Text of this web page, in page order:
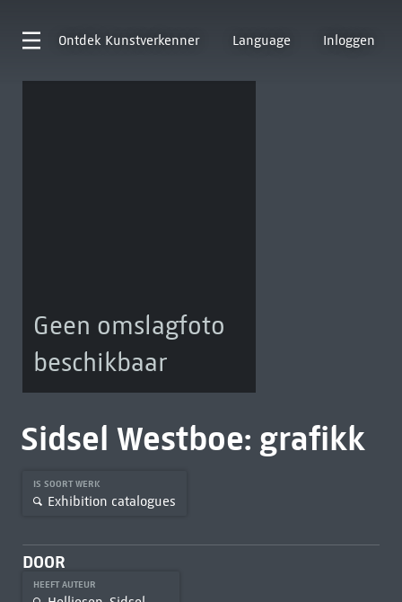
Ontdek Kunstverkenner Language Inloggen
Geen omslagfoto
beschikbaar
Sidsel Westboe: grafikk
IS SOORT WERK
Exhibition catalogues
DOOR
HEEFT AUTEUR